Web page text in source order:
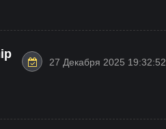
27 Декабря 2025 19:32:52